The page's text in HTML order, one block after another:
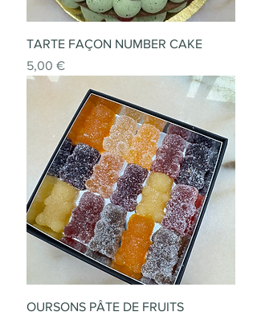
TARTE FAÇON NUMBER CAKE
Prix
5,00 €
OURSONS PÂTE DE FRUITS